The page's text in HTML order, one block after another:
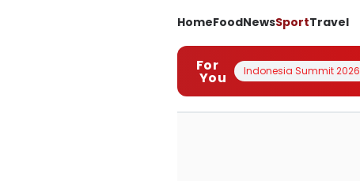
HomeFoodNewsSportTravel
For
You Indonesia Summit 2026